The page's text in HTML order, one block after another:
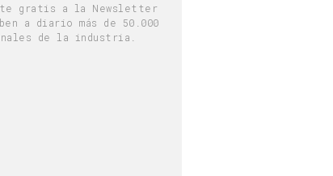
gratis a la Newsletter
a diario más de 50.000
de la industria.